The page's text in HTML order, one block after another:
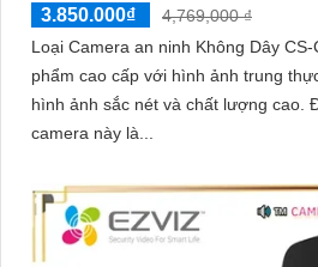
3.850.000₫
4,769,000 ₫
Loại Camera an ninh Không Dây
phẩm cao cấp với hình ảnh trung
hình ảnh sắc nét và chất lượng cao. Điều đặc biệt của
camera này là...